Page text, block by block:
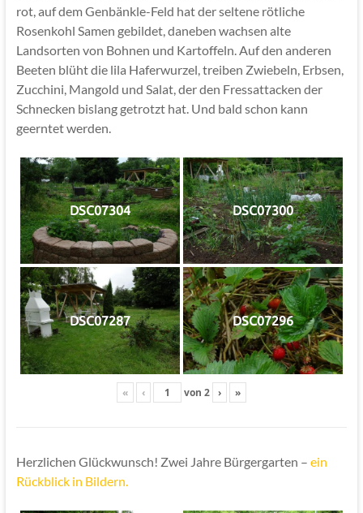
rot, auf dem Genbänkle-Feld hat der seltene rötliche
Rosenkohl Samen gebildet, daneben wachsen alte
Landsorten von Bohnen und Kartoffeln. Auf den anderen
Beeten blüht die lila Haferwurzel, treiben Zwiebeln, Erbsen,
Zucchini, Mangold und Salat, der den Fressattacken der
Schnecken bislang getrotzt hat. Und bald schon kann
geerntet werden.
DSC07304 DSC07300
DSC07287 DSC07296
« ‹ von 2 › »
Herzlichen Glückwunsch! Zwei Jahre Bürgergarten – ein
Rückblick in Bildern.